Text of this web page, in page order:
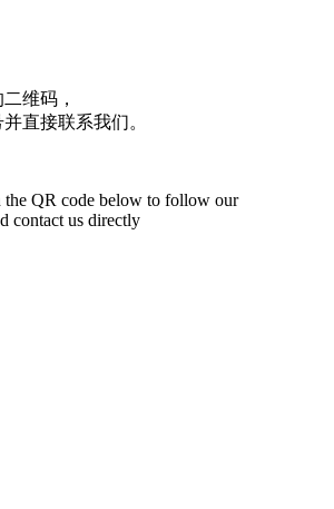
维码，
直接联系我们。
the QR code below to follow our
contact us directly